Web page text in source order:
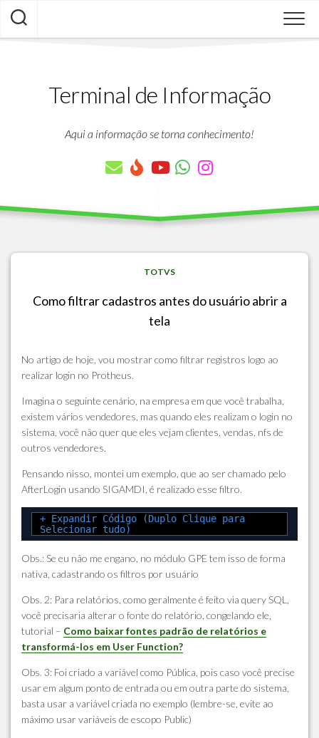
Skip
content
Terminal de Informação
Aqui a informação se torna conhecimento!
TOTVS
Como filtrar cadastros antes do usuário abrir a
tela
No artigo de hoje, vou mostrar como filtrar registros logo ao
realizar login no Protheus.
Imagina o seguinte cenário, na empresa em que você trabalha,
existem vários vendedores, mas quando eles realizam o login no
sistema, você não quer que eles vejam clientes, vendas, nfs de
outros vendedores.
Pensando nisso, montei um exemplo, que ao ser chamado pelo
AfterLogin usando SIGAMDI, é realizado esse filtro.
+ Expandir Código (Duplo Clique para
Selecionar tudo)
Obs.: Se eu não me engano, no módulo GPE tem isso de forma
nativa, cadastrando os filtros por usuário
Obs. 2: Para relatórios, como geralmente é feito via query SQL,
você precisaria alterar o fonte do relatório, congelando ele,
tutorial – Como baixar fontes padrão de relatórios e
transformá-los em User Function?
Obs. 3: Foi criado a variável como Pública, pois caso você precise
usar em algum ponto de entrada ou em outra parte do sistema,
basta usar a variável criada no exemplo (lembre-se, evite ao
máximo usar variáveis de escopo Public)